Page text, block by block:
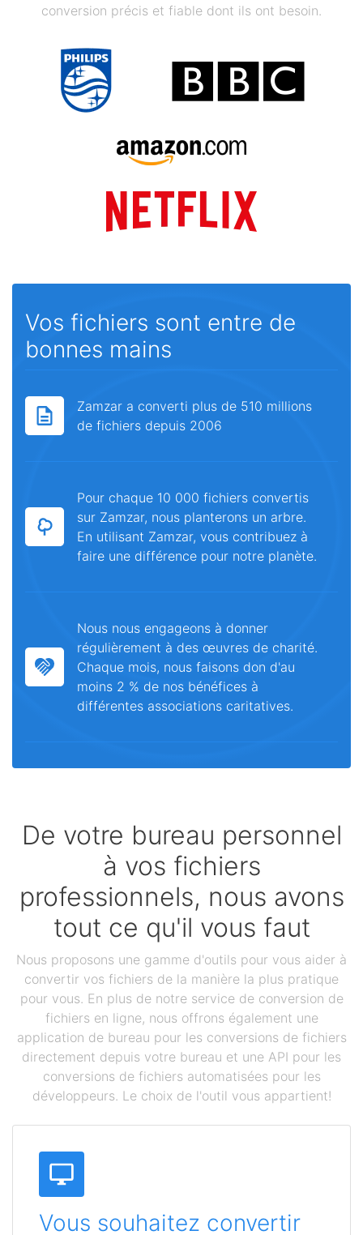
conversion précis et fiable dont ils ont besoin.
Vos fichiers sont entre de
bonnes mains
Zamzar a converti plus de 510 millions
de fichiers depuis 2006
Pour chaque 10 000 fichiers convertis
sur Zamzar, nous planterons un arbre.
En utilisant Zamzar, vous contribuez à
faire une différence pour notre planète.
Nous nous engageons à donner
régulièrement à des œuvres de charité.
Chaque mois, nous faisons don d'au
moins 2 % de nos bénéfices à
différentes associations caritatives.
De votre bureau personnel
à vos fichiers
professionnels, nous avons
tout ce qu'il vous faut
Nous proposons une gamme d'outils pour vous aider à
convertir vos fichiers de la manière la plus pratique
pour vous. En plus de notre service de conversion de
fichiers en ligne, nous offrons également une
application de bureau pour les conversions de fichiers
directement depuis votre bureau et une API pour les
conversions de fichiers automatisées pour les
développeurs. Le choix de l'outil vous appartient!
Vous souhaitez convertir